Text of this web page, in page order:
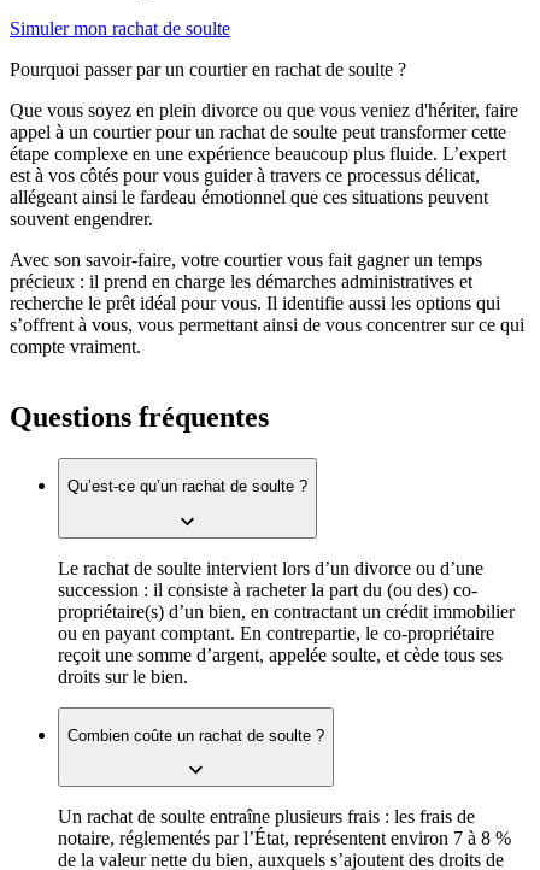
Simuler mon rachat de soulte
Pourquoi passer par un courtier en rachat de soulte ?
Que vous soyez en plein divorce ou que vous veniez d'hériter, faire
appel à un courtier pour un rachat de soulte peut transformer cette
étape complexe en une expérience beaucoup plus fluide. L’expert
est à vos côtés pour vous guider à travers ce processus délicat,
allégeant ainsi le fardeau émotionnel que ces situations peuvent
souvent engendrer.
Avec son savoir-faire, votre courtier vous fait gagner un temps
précieux : il prend en charge les démarches administratives et
recherche le prêt idéal pour vous. Il identifie aussi les options qui
s’offrent à vous, vous permettant ainsi de vous concentrer sur ce qui
compte vraiment.
Questions fréquentes
Qu’est-ce qu’un rachat de soulte ?
Le rachat de soulte intervient lors d’un divorce ou d’une
succession : il consiste à racheter la part du (ou des) co-
propriétaire(s) d’un bien, en contractant un crédit immobilier
ou en payant comptant. En contrepartie, le co-propriétaire
reçoit une somme d’argent, appelée soulte, et cède tous ses
droits sur le bien.
Combien coûte un rachat de soulte ?
Un rachat de soulte entraîne plusieurs frais : les frais de
notaire, réglementés par l’État, représentent environ 7 à 8 %
de la valeur nette du bien, auxquels s’ajoutent des droits de